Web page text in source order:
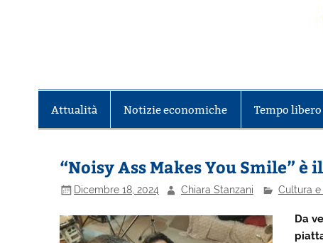
Attualità Notizie economiche Tempo libero
“Noisy Ass Makes You Smile” è
Dicembre 18, 2024 Chiara Stanzani Cultura e
Da